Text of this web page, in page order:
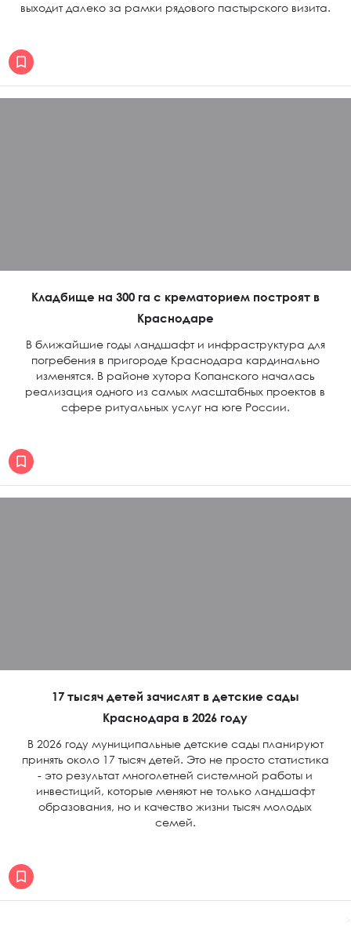
выходит далеко за рамки рядового пастырского визита.
Кладбище на 300 га с крематорием построят в
Краснодаре
В ближайшие годы ландшафт и инфраструктура для
погребения в пригороде Краснодара кардинально
изменятся. В районе хутора Копанского началась
реализация одного из самых масштабных проектов в
сфере ритуальных услуг на юге России.
17 тысяч детей зачислят в детские сады
Краснодара в 2026 году
В 2026 году муниципальные детские сады планируют
принять около 17 тысяч детей. Это не просто статистика
- это результат многолетней системной работы и
инвестиций, которые меняют не только ландшафт
образования, но и качество жизни тысяч молодых
семей.